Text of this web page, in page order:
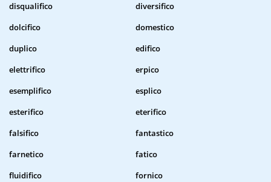
disqualifico
diversifico
dolcifico
domestico
duplico
edifico
elettrifico
erpico
esemplifico
esplico
esterifico
eterifico
falsifico
fantastico
farnetico
fatico
fluidifico
fornico